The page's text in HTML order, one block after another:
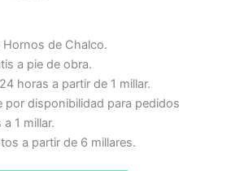
Hornos de Chalco.
a pie de obra.
horas a partir de 1 millar.
por disponibilidad para pedidos
1 millar.
a partir de 6 millares.